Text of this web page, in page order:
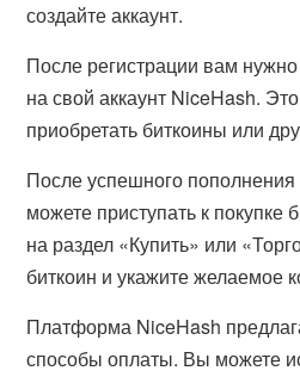
создайте аккаунт.
После регистрации вам нужно
на свой аккаунт NiceHash.
приобретать биткоины или
После успешного
можете приступать к покупке
на раздел «Купить» или
биткоин и укажите желаемое
Платформа NiceHash
способы оплаты. Вы можете